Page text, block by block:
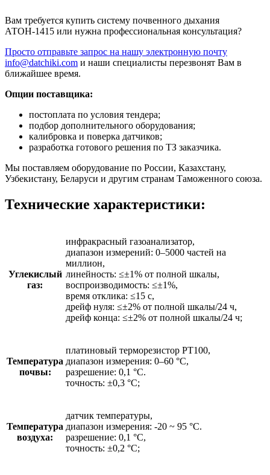
Вам требуется купить систему почвенного дыхания
АТОН-1415 или нужна профессиональная консультация?
Просто отправьте запрос на нашу электронную почту
info@datchiki.com и наши специалисты перезвонят Вам в
ближайшее время.
Опции поставщика:
постоплата по условия тендера;
подбор дополнительного оборудования;
калибровка и поверка датчиков;
разработка готового решения по ТЗ заказчика.
Мы поставляем оборудование по России, Казахстану,
Узбекистану, Беларуси и другим странам Таможенного союза.
Технические характеристики:
Углекислый
газ:
инфракрасный газоанализатор,
диапазон измерений: 0–5000 частей на
миллион,
линейность: ≤±1% от полной шкалы,
воспроизводимость: ≤±1%,
время отклика: ≤15 с,
дрейф нуля: ≤±2% от полной шкалы/24 ч,
дрейф конца: ≤±2% от полной шкалы/24 ч;
Температура
почвы:
платиновый терморезистор PT100,
диапазон измерения: 0–60 °C,
разрешение: 0,1 °C.
точность: ±0,3 °C;
Температура
воздуха:
датчик температуры,
диапазон измерения: -20 ~ 95 °C.
разрешение: 0,1 °C,
точность: ±0,2 °C;